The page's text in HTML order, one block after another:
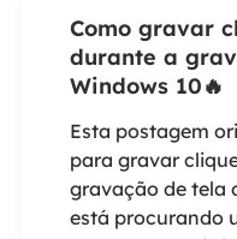
Como gravar
durante a
Windows 10🔥
Esta postagem
para gravar
gravação de tela
está procurando